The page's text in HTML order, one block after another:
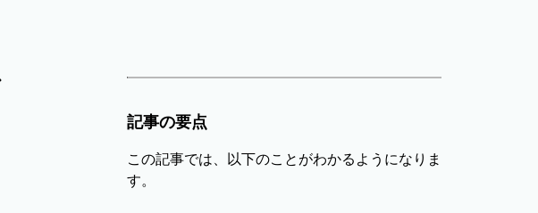
記事の要点
この記事では、以下のことがわかるようになりま
す。